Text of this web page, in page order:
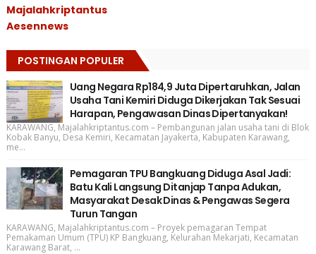
Majalahkriptantus
Aesennews
POSTINGAN POPULER
Uang Negara Rp184,9 Juta Dipertaruhkan, Jalan
Usaha Tani Kemiri Diduga Dikerjakan Tak Sesuai
Harapan, Pengawasan Dinas Dipertanyakan!
KARAWANG, Majalahkriptantus.com – Pembangunan jalan usaha tani di Blok
Kobak Banyu, Desa Kemiri, Kecamatan Jayakerta, Kabupaten Karawang,
me...
Pemagaran TPU Bangkuang Diduga Asal Jadi:
Batu Kali Langsung Ditanjap Tanpa Adukan,
Masyarakat Desak Dinas & Pengawas Segera
Turun Tangan
KARAWANG, Majalahkriptantus.com – Proyek pemagaran Tempat
Pemakaman Umum (TPU) KP Bangkuang, Kelurahan Mekarjati, Kecamatan
Karawang Barat, ...